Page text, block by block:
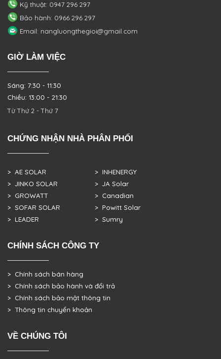
Kỹ thuật: 0947 296 297
Bảo hành: 0966 296 297
Email: nangluongthegioi@gmail.com
GIỜ LÀM VIỆC
Sáng: 7:30 - 11:30
Chiều: 13:00 - 21:30
Từ Thứ 2 - Thứ 7
CHỨNG NHẬN NHÀ PHÂN PHỐI
> AE SOLAR
> JINKO SOLAR
> GROWATT
> SOFAR SOLAR
> LEADER
> INHENERGY
> JA Solar
> Canadian
> Powitt Solar
> Sumry
CHÍNH SÁCH CÔNG TY
> Chính sách bán hàng
> Chính sách bảo hành và đổi trả
> Chính sách bảo mật thông tin
> Thông tin chuyển khoản
VỀ CHÚNG TÔI